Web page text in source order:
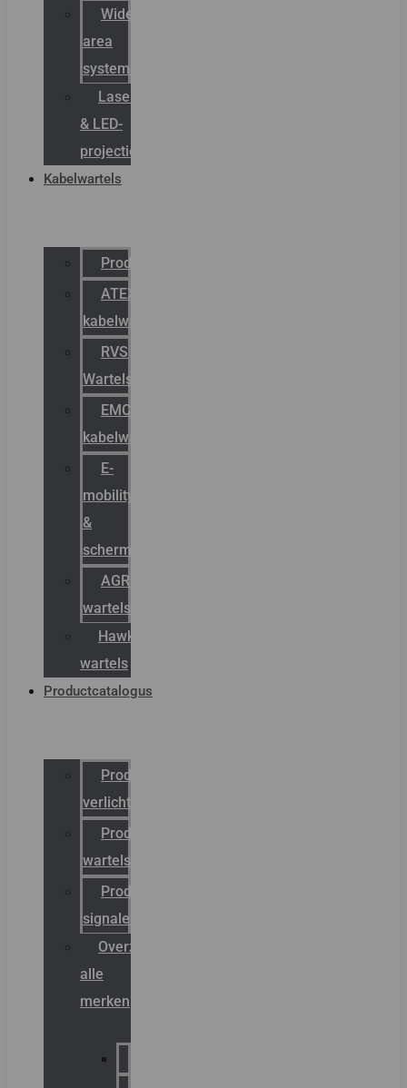
Wide
area
systemen
Laserbelijning
& LED-
projectie
Kabelwartels
Productcatalogus
ATEX
kabelwartels
RVS
Wartels
EMC
kabelwartels
E-
mobility
&
schermstromen
AGRO
wartels
Hawke
wartels
Productcatalogus
Productcatalogus
verlichting
Productcatalogus
wartels
Productcatalogus
signalering
Overzicht
alle
merken